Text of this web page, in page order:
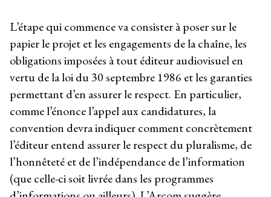
L’étape qui commence va consister à poser sur le
papier le projet et les engagements de la chaîne, les
obligations imposées à tout éditeur audiovisuel en
vertu de la loi du 30 septembre 1986 et les garanties
permettant d’en assurer le respect. En particulier,
comme l’énonce l’appel aux candidatures, la
convention devra indiquer comment concrètement
l’éditeur entend assurer le respect du pluralisme, de
l’honnêteté et de l’indépendance de l’information
(que celle-ci soit livrée dans les programmes